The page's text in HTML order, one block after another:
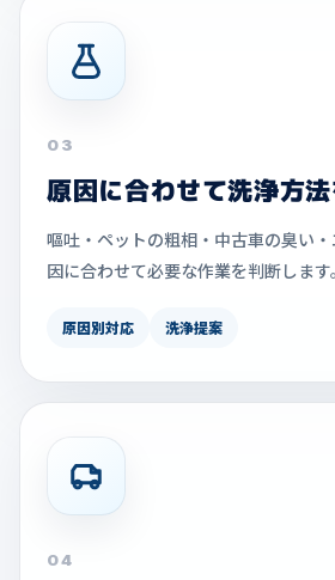
03
原因に合わせて洗浄方
嘔吐・ペットの粗相・中古車の臭い
因に合わせて必要な作業を判断します。
原因別対応 洗浄提案
04